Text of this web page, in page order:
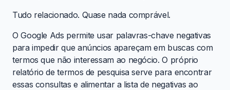
Tudo relacionado. Quase nada comprável.
O Google Ads permite usar palavras-chave negativas
para impedir que anúncios apareçam em buscas com
termos que não interessam ao negócio. O próprio
relatório de termos de pesquisa serve para encontrar
essas consultas e alimentar a lista de negativas ao